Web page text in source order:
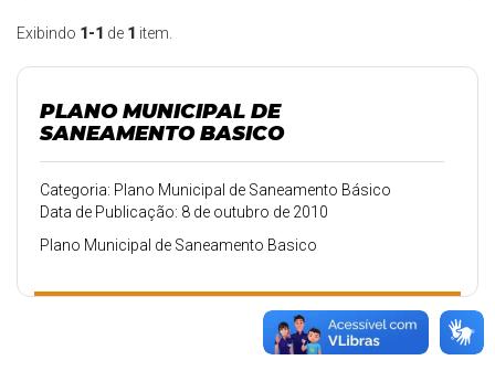
Exibindo 1-1 de 1 item.
PLANO MUNICIPAL DE
SANEAMENTO BASICO
Categoria: Plano Municipal de Saneamento Básico
Data de Publicação: 8 de outubro de 2010
Plano Municipal de Saneamento Basico